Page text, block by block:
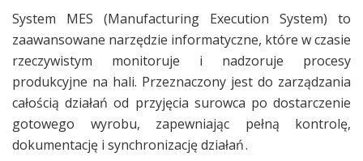
System MES (Manufacturing Execution System) to
zaawansowane narzędzie informatyczne, które w czasie
rzeczywistym monitoruje i nadzoruje procesy
produkcyjne na hali. Przeznaczony jest do zarządzania
całością działań od przyjęcia surowca po dostarczenie
gotowego wyrobu, zapewniając pełną kontrolę,
dokumentację i synchronizację działań .